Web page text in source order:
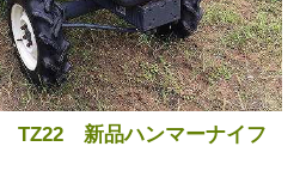
TZ22 新品ハンマーナイフ